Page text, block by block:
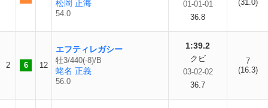
松岡 正海
54.0
01-01-01
36.8
(31.0)
2 6 12
エフティレガシー
牡3/440(-8)/B
蛯名 正義
56.0
1:39.2
クビ
03-02-02
36.7
7
(16.3)